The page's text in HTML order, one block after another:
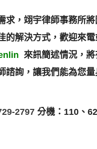
求，翊宇律師事務所將
的解決方式，歡迎來
來訊簡述情況，
諮詢，讓我們能為您
2797 分機：110、